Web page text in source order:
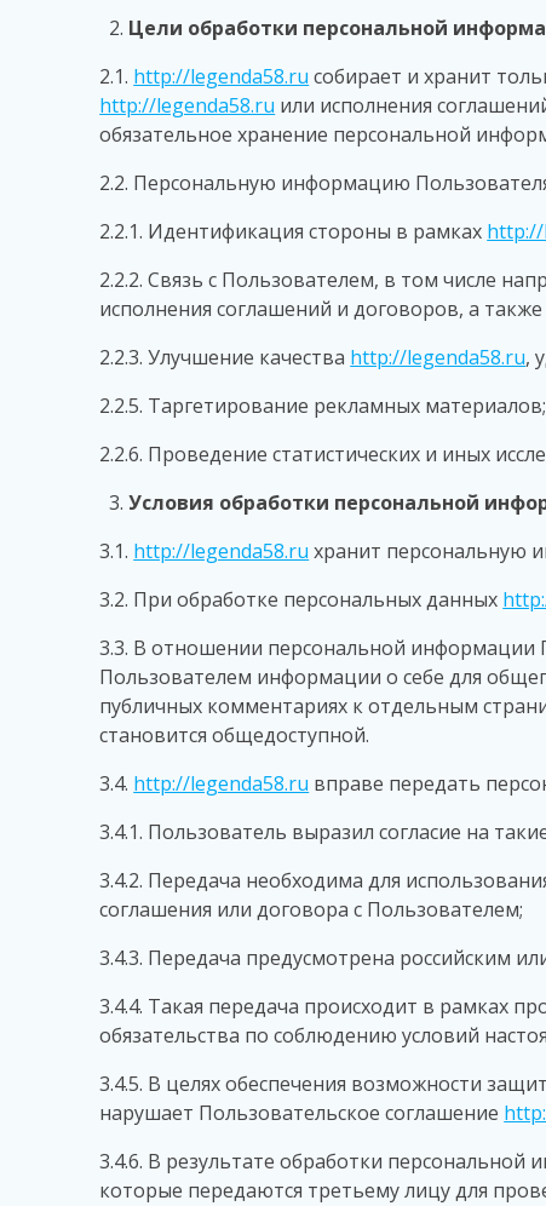
Цели обработки персональной
2.1. http://legenda58.ru собирает и хранит
http://legenda58.ru или исполнения
обязательное хранение персональной
2.2. Персональную информацию
2.2.1. Идентификация стороны в рамках http://
2.2.2. Связь с Пользователем, в том числе
исполнения соглашений и договоров, а
2.2.3. Улучшение качества http://legenda58.ru,
2.2.5. Таргетирование рекламных материалов;
2.2.6. Проведение статистических и иных
Условия обработки персональной
3.1. http://legenda58.ru хранит персональную
3.2. При обработке персональных данных
3.3. В отношении персональной информации
Пользователем информации о себе для
публичных комментариях к отдельным
становится общедоступной.
3.4. http://legenda58.ru вправе передать
3.4.1. Пользователь выразил согласие на
3.4.2. Передача необходима для
соглашения или договора с Пользователем;
3.4.3. Передача предусмотрена российским
3.4.4. Такая передача происходит в рамках
обязательства по соблюдению условий
3.4.5. В целях обеспечения возможности
нарушает Пользовательское соглашение
3.4.6. В результате обработки
которые передаются третьему лицу для